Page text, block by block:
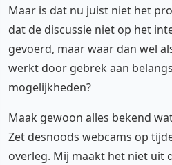
Maar is dat nu juist niet het
dat de discussie niet op het
gevoerd, maar waar dan wel
werkt door gebrek aan
mogelijkheden?
Maak gewoon alles bekend
Zet desnoods webcams op
overleg. Mij maakt het niet uit